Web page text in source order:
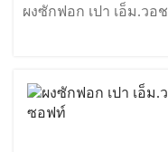
ผงซักฟอก เปา เอ็ม.วอช